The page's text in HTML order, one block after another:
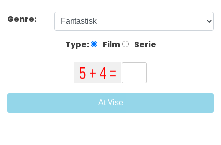
Genre:
Type: Film Serie
At Vise